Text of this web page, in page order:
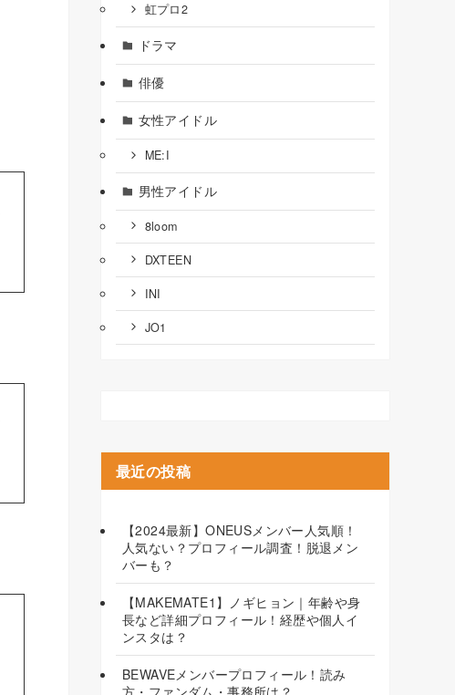
虹プロ2
ドラマ
俳優
女性アイドル
ME:I
男性アイドル
8loom
DXTEEN
INI
JO1
最近の投稿
【2024最新】ONEUSメンバー人気順！
人気ない？プロフィール調査！脱退メン
バーも？
【MAKEMATE1】ノギヒョン｜年齢や身
長など詳細プロフィール！経歴や個人イ
ンスタは？
BEWAVEメンバープロフィール！読み
方・ファンダム・事務所は？